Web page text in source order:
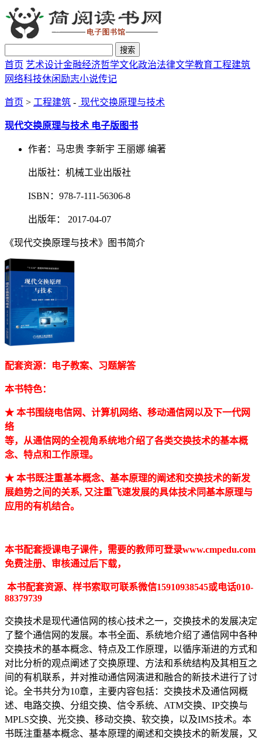
搜索
首页 艺术设计金融经济哲学文化政治法律文学教育工程建筑
网络科技休闲励志小说传记
首页 > 工程建筑 - 现代交换原理与技术
现代交换原理与技术 电子版图书
作者：马忠贵 李新宇 王丽娜 编著
出版社：机械工业出版社
ISBN：978-7-111-56306-8
出版年： 2017-04-07
《现代交换原理与技术》图书简介
配套资源：电子教案、习题解答
本书特色：
★ 本书围绕电信网、计算机网络、移动通信网以及下一代网
络
等，从通信网的全视角系统地介绍了各类交换技术的基本概
念、特点和工作原理。
★ 本书既注重基本概念、基本原理的阐述和交换技术的新发
展趋势之间的关系, 又注重飞速发展的具体技术同基本原理与
应用的有机结合。
本书配套授课电子课件，需要的教师可登录www.cmpedu.com
免费注册、审核通过后下载，
本书配套资源、样书索取可联系微信15910938545或电话010-
88379739
交换技术是现代通信网的核心技术之一，交换技术的发展决定
了整个通信网的发展。本书全面、系统地介绍了通信网中各种
交换技术的基本概念、特点及工作原理，以循序渐进的方式和
对比分析的观点阐述了交换原理、方法和系统结构及其相互之
间的有机联系，并对推动通信网演进和融合的新技术进行了讨
论。全书共分为10章，主要内容包括：交换技术及通信网概
述、电路交换、分组交换、信令系统、ATM交换、IP交换与
MPLS交换、光交换、移动交换、软交换，以及IMS技术。本
书既注重基本概念、基本原理的阐述和交换技术的新发展，又